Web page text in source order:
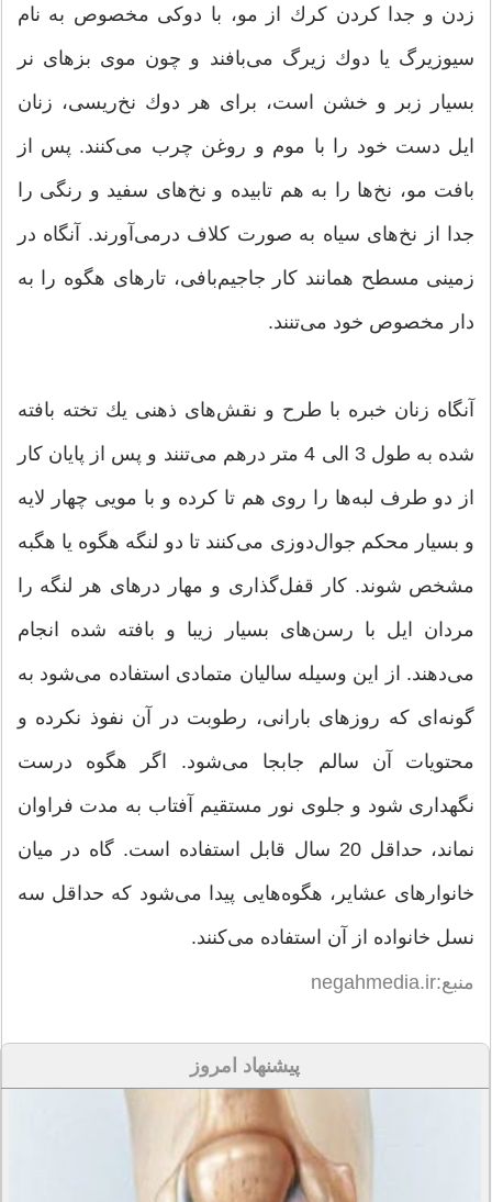
زدن و جدا كردن كرك از مو، با دوكی مخصوص به نام
سیوزیرگ یا دوك زیرگ می‌بافند و چون موی بزهای نر
بسیار زبر و خشن است، برای هر دوك نخ‌ریسی، زنان
ایل دست خود را با موم و روغن چرب می‌كنند. پس از
بافت مو، نخ‌ها را به هم تابیده و نخ‌های سفید و رنگی را
جدا از نخ‌های سیاه به صورت كلاف درمی‌آورند. آنگاه در
زمینی مسطح همانند كار جاجیم‌بافی، تارهای هگوه را به
دار مخصوص خود می‌تنند.
آنگاه زنان خبره با طرح و نقش‌های ذهنی یك تخته بافته
شده به طول 3 الی 4 متر درهم می‌تنند و پس از پایان كار
از دو طرف لبه‌ها را روی هم تا كرده و با مویی چهار لایه
و بسیار محكم جوال‌دوزی می‌كنند تا دو لنگه هگوه یا هگبه
مشخص شوند. كار قفل‌گذاری و مهار درهای هر لنگه را
مردان ایل با رسن‌های بسیار زیبا و بافته شده انجام
می‌دهند. از این وسیله سالیان متمادی استفاده می‌شود به
گونه‌ای كه روزهای بارانی، رطوبت در آن نفوذ نكرده و
محتویات آن سالم جابجا می‌شود. اگر هگوه درست
نگهداری شود و جلوی نور مستقیم آفتاب به مدت فراوان
نماند، حداقل 20 سال قابل استفاده است. گاه در میان
خانوارهای عشایر، هگوه‌هایی پیدا می‌شود كه حداقل سه
نسل خانواده از آن استفاده می‌كنند.
منبع:negahmedia.ir
پیشنهاد امروز